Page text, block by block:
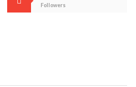
Followers